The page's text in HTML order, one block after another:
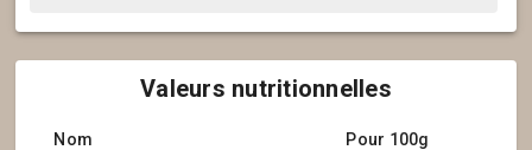
Valeurs nutritionnelles
Nom Pour 100g